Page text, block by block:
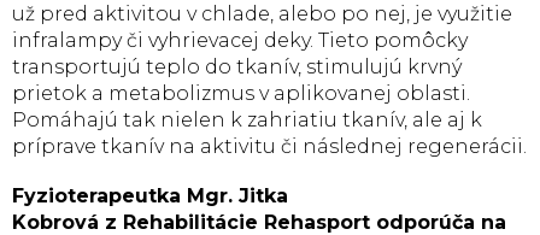
už pred aktivitou v chlade, alebo po nej, je využitie
infralampy či vyhrievacej deky. Tieto pomôcky
transportujú teplo do tkanív, stimulujú krvný
prietok a metabolizmus v aplikovanej oblasti.
Pomáhajú tak nielen k zahriatiu tkanív, ale aj k
príprave tkanív na aktivitu či následnej regenerácii.
Fyzioterapeutka Mgr. Jitka
Kobrová z Rehabilitácie Rehasport odporúča na